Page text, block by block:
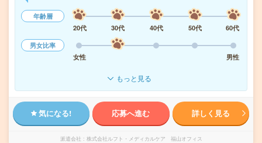
年齢層
20代
30代 40代 50代
60代
男女比率
女性
男性
もっと見る
気になる! 応募へ進む 詳しく見る
派遣会社 株式会社ルフト・メディカルケア 福山オフィス